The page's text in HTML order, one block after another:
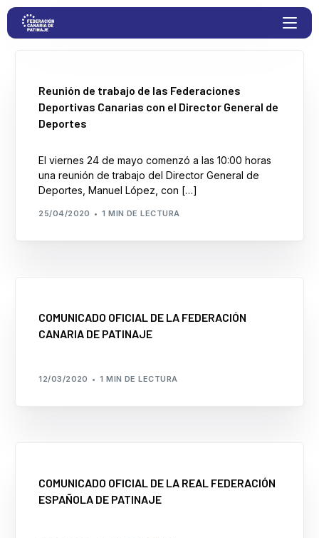
Reunión de trabajo de las Federaciones
Deportivas Canarias con el Director General de
Deportes
El viernes 24 de mayo comenzó a las 10:00 horas
una reunión de trabajo del Director General de
Deportes, Manuel López, con […]
25/04/2020 1 MIN DE LECTURA
COMUNICADO OFICIAL DE LA FEDERACIÓN
CANARIA DE PATINAJE
12/03/2020 1 MIN DE LECTURA
COMUNICADO OFICIAL DE LA REAL FEDERACIÓN
ESPAÑOLA DE PATINAJE
Proyectos
Competiciones
Clubs
Transparencia
Formación